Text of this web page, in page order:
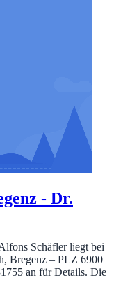
- Dr.
Schäfler liegt bei
Bregenz – PLZ 6900
an für Details. Die